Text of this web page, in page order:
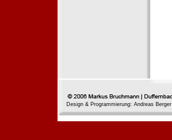
Design & Programmierung: Andreas Berger